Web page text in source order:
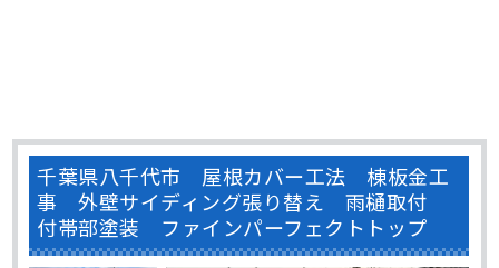
千葉県八千代市 屋根カバー工法 棟板金工
事 外壁サイディング張り替え 雨樋取付
付帯部塗装 ファインパーフェクトトップ